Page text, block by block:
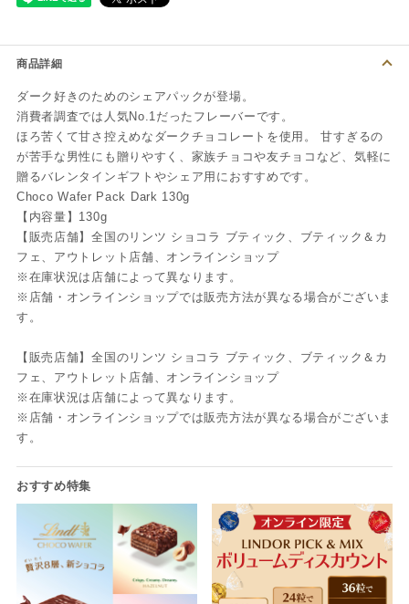
商品詳細
ダーク好きのためのシェアパックが登場。
消費者調査では人気No.1だったフレーバーです。
ほろ苦くて甘さ控えめなダークチョコレートを使用。 甘すぎるの
が苦手な男性にも贈りやすく、家族チョコや友チョコなど、気軽に
贈るバレンタインギフトやシェア用におすすめです。
Choco Wafer Pack Dark 130g
【内容量】130g
【販売店舗】全国のリンツ ショコラ ブティック、ブティック＆カ
フェ、アウトレット店舗、オンラインショップ
※在庫状況は店舗によって異なります。
※店舗・オンラインショップでは販売方法が異なる場合がございま
す。
【販売店舗】全国のリンツ ショコラ ブティック、ブティック＆カ
フェ、アウトレット店舗、オンラインショップ
※在庫状況は店舗によって異なります。
※店舗・オンラインショップでは販売方法が異なる場合がございま
す。